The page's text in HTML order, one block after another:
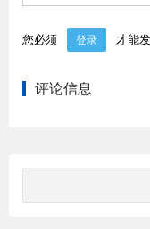
您必须 登录 才能
评论信息